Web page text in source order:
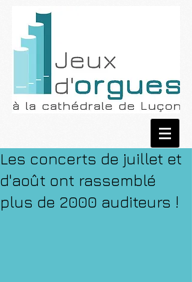
Les concerts de juillet et
d'août ont rassemblé
plus de 2000 auditeurs !